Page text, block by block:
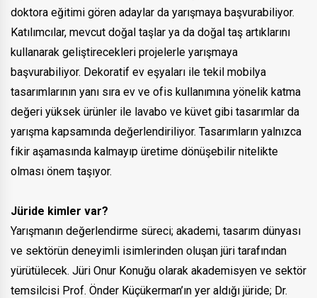
doktora eğitimi gören adaylar da yarışmaya başvurabiliyor.
Katılımcılar, mevcut doğal taşlar ya da doğal taş artıklarını
kullanarak geliştirecekleri projelerle yarışmaya
başvurabiliyor. Dekoratif ev eşyaları ile tekil mobilya
tasarımlarının yanı sıra ev ve ofis kullanımına yönelik katma
değeri yüksek ürünler ile lavabo ve küvet gibi tasarımlar da
yarışma kapsamında değerlendiriliyor. Tasarımların yalnızca
fikir aşamasında kalmayıp üretime dönüşebilir nitelikte
olması önem taşıyor.
Jüride kimler var?
Yarışmanın değerlendirme süreci; akademi, tasarım dünyası
ve sektörün deneyimli isimlerinden oluşan jüri tarafından
yürütülecek. Jüri Onur Konuğu olarak akademisyen ve sektör
temsilcisi Prof. Önder Küçükerman’ın yer aldığı jüride; Dr.